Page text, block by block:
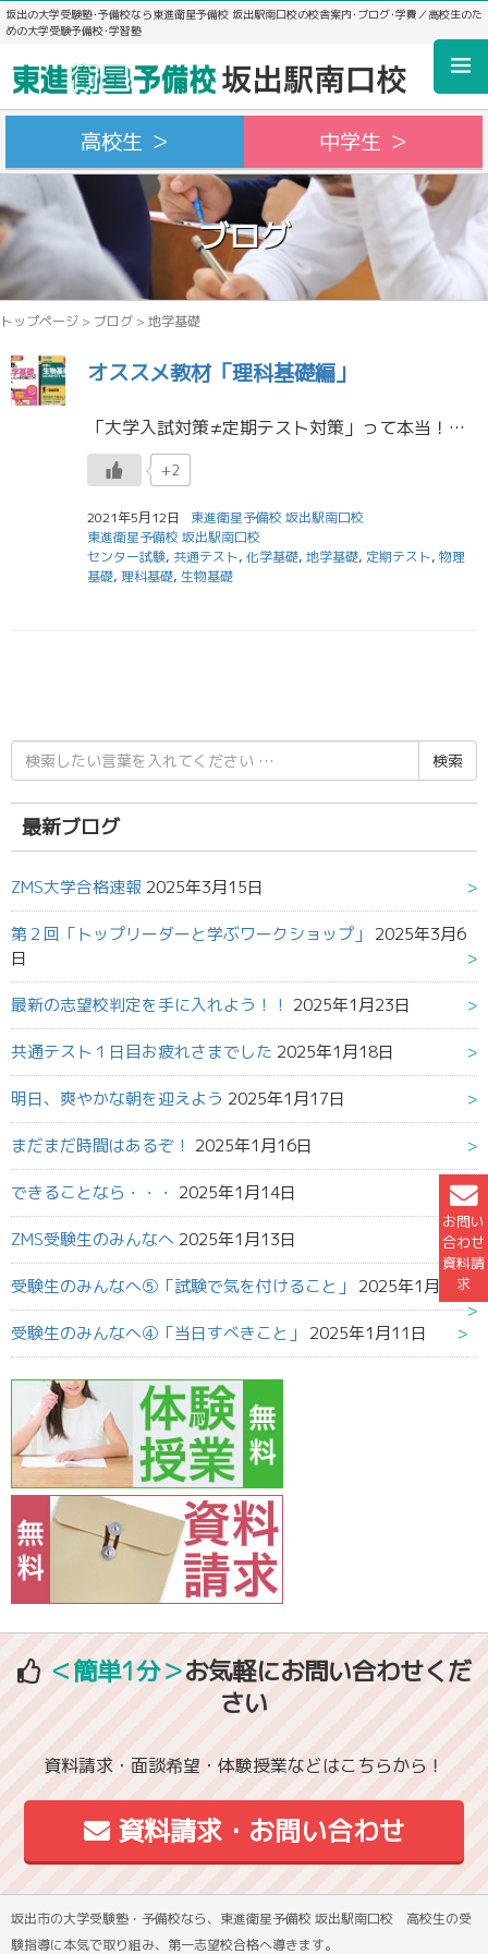
坂出の大学受験塾･予備校なら東進衛星予備校 坂出駅南口校の校舎案内･ブログ･学費／高校生のた
めの大学受験予備校･学習塾
高校生 ＞ 中学生 ＞
お問い
合わせ
資料請
求
ブログ
トップページ > ブログ > 地学基礎
オススメ教材「理科基礎編」
「大学入試対策≠定期テスト対策」って本当！？ 「定期テスト」、「校内模試」、「全国模試」の中で、どれが受験に一番近いのか ？と質問すると、誰もが、「全国模試」と答えます（当たり前だよね）。どれが受験に一番遠いのか ？と質 […]
+2
2021年5月12日
東進衛星予備校 坂出駅南口校
東進衛星予備校 坂出駅南口校
センター試験, 共通テスト, 化学基礎, 地学基礎, 定期テスト, 物理
基礎, 理科基礎, 生物基礎
検
索
結
果:
最新ブログ
ZMS大学合格速報 2025年3月15日
第２回「トップリーダーと学ぶワークショップ」
2025年3月6
日
最新の志望校判定を手に入れよう！！ 2025年1月23日
共通テスト１日目お疲れさまでした 2025年1月18日
明日、爽やかな朝を迎えよう 2025年1月17日
まだまだ時間はあるぞ！ 2025年1月16日
できることなら・・・ 2025年1月14日
ZMS受験生のみんなへ 2025年1月13日
受験生のみんなへ⑤「試験で気を付けること」 2025年1月12日
受験生のみんなへ④「当日すべきこと」 2025年1月11日
＜簡単1分＞お気軽にお問い合わせくだ
さい
資料請求・面談希望・体験授業などはこちらから！
資料請求・お問い合わせ
坂出市の大学受験塾・予備校なら、東進衛星予備校 坂出駅南口校 高校生の受
験指導に本気で取り組み、第一志望校合格へ導きます。